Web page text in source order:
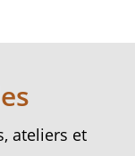
ateliers et